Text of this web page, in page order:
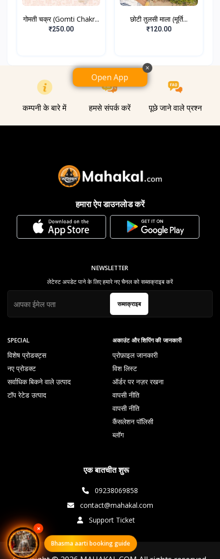
गोमती चक्र (Gomti Chakr...
₹250.00
छोटी तुलसी माला (मूर्ति...
₹120.00
कम्पनी के बारे में हमसे संपर्क करें पूछे जाने वाले प्रश्न
हमारा ऐप डाउनलोड करें
SPECIAL
विशेष प्रोडक्ट्स
नए प्रोडक्ट
सर्वाधिक बिकने वाले उत्पाद
टॉप रेटेड उत्पाद
अकाउंट और शिपिंग की जानकारी
प्रोफ़ाइल जानकारी
विश लिस्ट
ऑर्डर पर नज़र रखना
वापसी नीति
वापसी नीति
कैंसलेशन पॉलिसी
ब्लॉग
NEWSLETTER
लेटेस्ट अपडेट पाने के लिए हमारे नए चैनल को सब्सक्राइब करें
सब्सक्राइब
एक बातचीत शुरू
09238069858
contact@mahakal.com
Support Ticket
Open App
×
×
Bhasma aarti booking guide